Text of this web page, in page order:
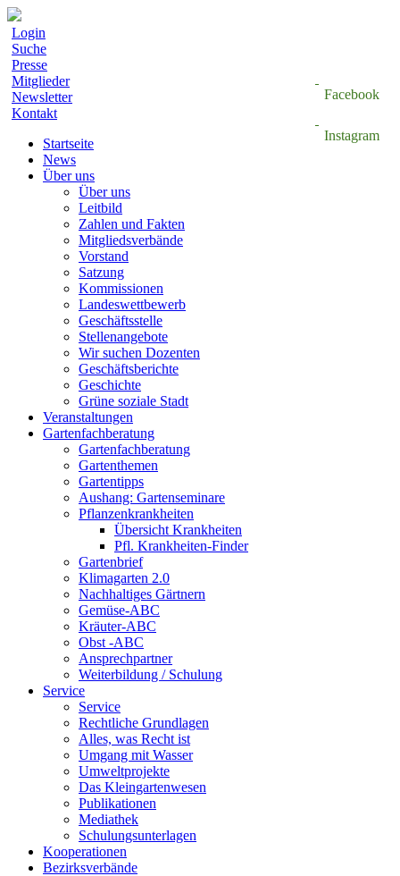
Login
Facebook
Instagram
Suche
Presse
Mitglieder
Newsletter
Kontakt
Startseite
News
Über uns
Über uns
Leitbild
Zahlen und Fakten
Mitgliedsverbände
Vorstand
Satzung
Kommissionen
Landeswettbewerb
Geschäftsstelle
Stellenangebote
Wir suchen Dozenten
Geschäftsberichte
Geschichte
Grüne soziale Stadt
Veranstaltungen
Gartenfachberatung
Gartenfachberatung
Gartenthemen
Gartentipps
Aushang: Gartenseminare
Pflanzenkrankheiten
Übersicht Krankheiten
Pfl. Krankheiten-Finder
Gartenbrief
Klimagarten 2.0
Nachhaltiges Gärtnern
Gemüse-ABC
Kräuter-ABC
Obst -ABC
Ansprechpartner
Weiterbildung / Schulung
Service
Service
Rechtliche Grundlagen
Alles, was Recht ist
Umgang mit Wasser
Umweltprojekte
Das Kleingartenwesen
Publikationen
Mediathek
Schulungsunterlagen
Kooperationen
Bezirksverbände